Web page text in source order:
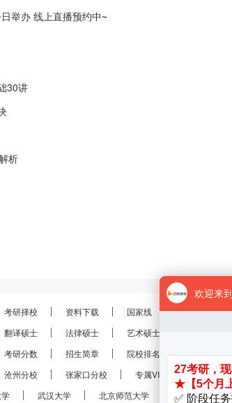
举办 线上直播预约中~
30讲
析
考研择校 资料下载 国家线 分数线
翻译硕士 法律硕士 艺术硕士
考研分数 招生简章 院校排名 考研真题
沧州分校 张家口分校 专属VIP VIP定制
武汉大学 北京师范大学 南京大学